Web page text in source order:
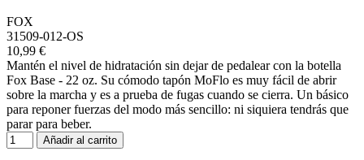
FOX
31509-012-OS
10,99 €
Mantén el nivel de hidratación sin dejar de pedalear con la botella
Fox Base - 22 oz. Su cómodo tapón MoFlo es muy fácil de abrir
sobre la marcha y es a prueba de fugas cuando se cierra. Un básico
para reponer fuerzas del modo más sencillo: ni siquiera tendrás que
parar para beber.
Añadir al carrito